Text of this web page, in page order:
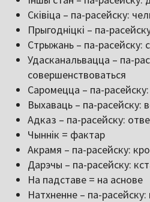
Сківіца – па-расейску:
Прыгодніцкі – па-
Стрыжань – па-расейску:
Удасканальвацца – па-
совершенствоваться
Саромецца – па-
Выхаваць – па-расейску:
Адказ – па-расейску:
Чыннік = фактар
Акрамя – па-расейску:
Дарэчы – па-расейску:
На падставе = на аснове
Натхненне – па-